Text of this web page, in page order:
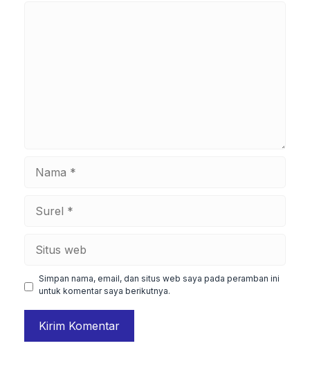
Simpan nama, email, dan situs web saya pada peramban ini
untuk komentar saya berikutnya.